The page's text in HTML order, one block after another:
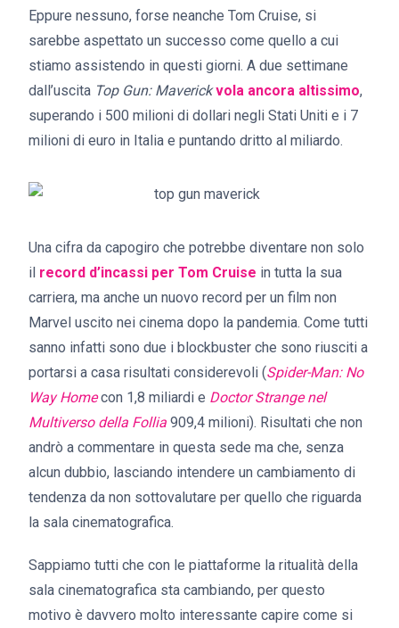
Eppure nessuno, forse neanche Tom Cruise, si
sarebbe aspettato un successo come quello a cui
stiamo assistendo in questi giorni. A due settimane
dall’uscita Top Gun: Maverick vola ancora altissimo,
superando i 500 milioni di dollari negli Stati Uniti e i 7
milioni di euro in Italia e puntando dritto al miliardo.
Una cifra da capogiro che potrebbe diventare non solo
il record d’incassi per Tom Cruise in tutta la sua
carriera, ma anche un nuovo record per un film non
Marvel uscito nei cinema dopo la pandemia. Come tutti
sanno infatti sono due i blockbuster che sono riusciti a
portarsi a casa risultati considerevoli (Spider-Man: No
Way Homecon 1,8 miliardi e Doctor Strange nel
Multiverso della Follia 909,4 milioni). Risultati che non
andrò a commentare in questa sede ma che, senza
alcun dubbio, lasciando intendere un cambiamento di
tendenza da non sottovalutare per quello che riguarda
la sala cinematografica.
Sappiamo tutti che con le piattaforme la ritualità della
sala cinematografica sta cambiando, per questo
motivo è davvero molto interessante capire come si